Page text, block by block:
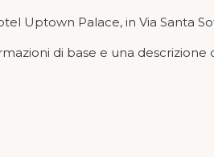
Uptown Palace, in Via Santa
di base e una